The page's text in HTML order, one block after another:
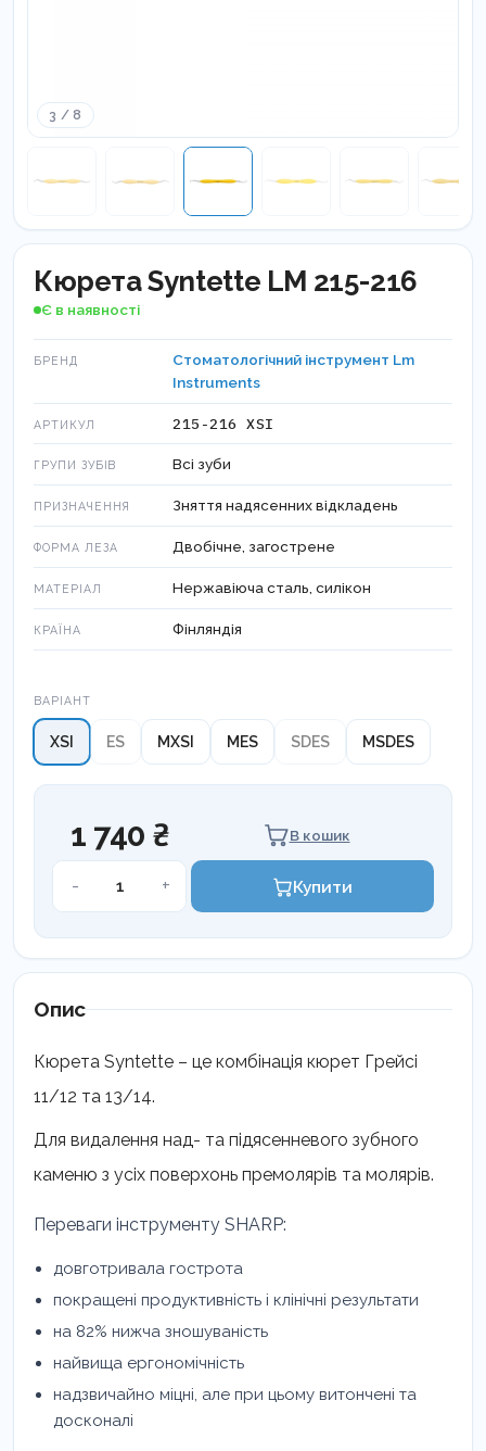
3 / 8
Кюрета Syntette LM 215-216
Є в наявності
БРЕНД
Стоматологічний інструмент Lm
Instruments
АРТИКУЛ 215-216 XSI
ГРУПИ ЗУБІВ Всі зуби
ПРИЗНАЧЕННЯ Зняття надясенних відкладень
ФОРМА ЛЕЗА Двобічне, загострене
МАТЕРІАЛ Нержавіюча сталь, силікон
КРАЇНА Фінляндія
ВАРІАНТ
XSI ES MXSI MES SDES MSDES
1 740 ₴ В кошик
-
Кюрета
216
кількість
+ Купити
Опис
Кюрета Syntette – це комбінація кюрет Грейсі
11/12 та 13/14.
Для видалення над- та підясенневого зубного
каменю з усіх поверхонь премолярів та молярів.
Переваги інструменту SHARP:
довготривала гострота
покращені продуктивність і клінічні результати
на 82% нижча зношуваність
найвища ергономічність
надзвичайно міцні, але при цьому витончені та
досконалі